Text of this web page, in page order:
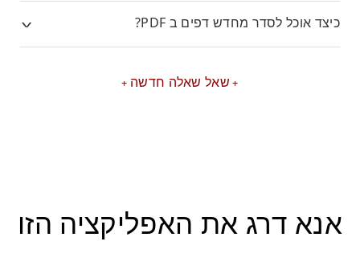
כיצד אוכל לסדר מחדש דפים ב PDF?
שאל שאלה חדשה
אנא דרג את האפליקציה הזו